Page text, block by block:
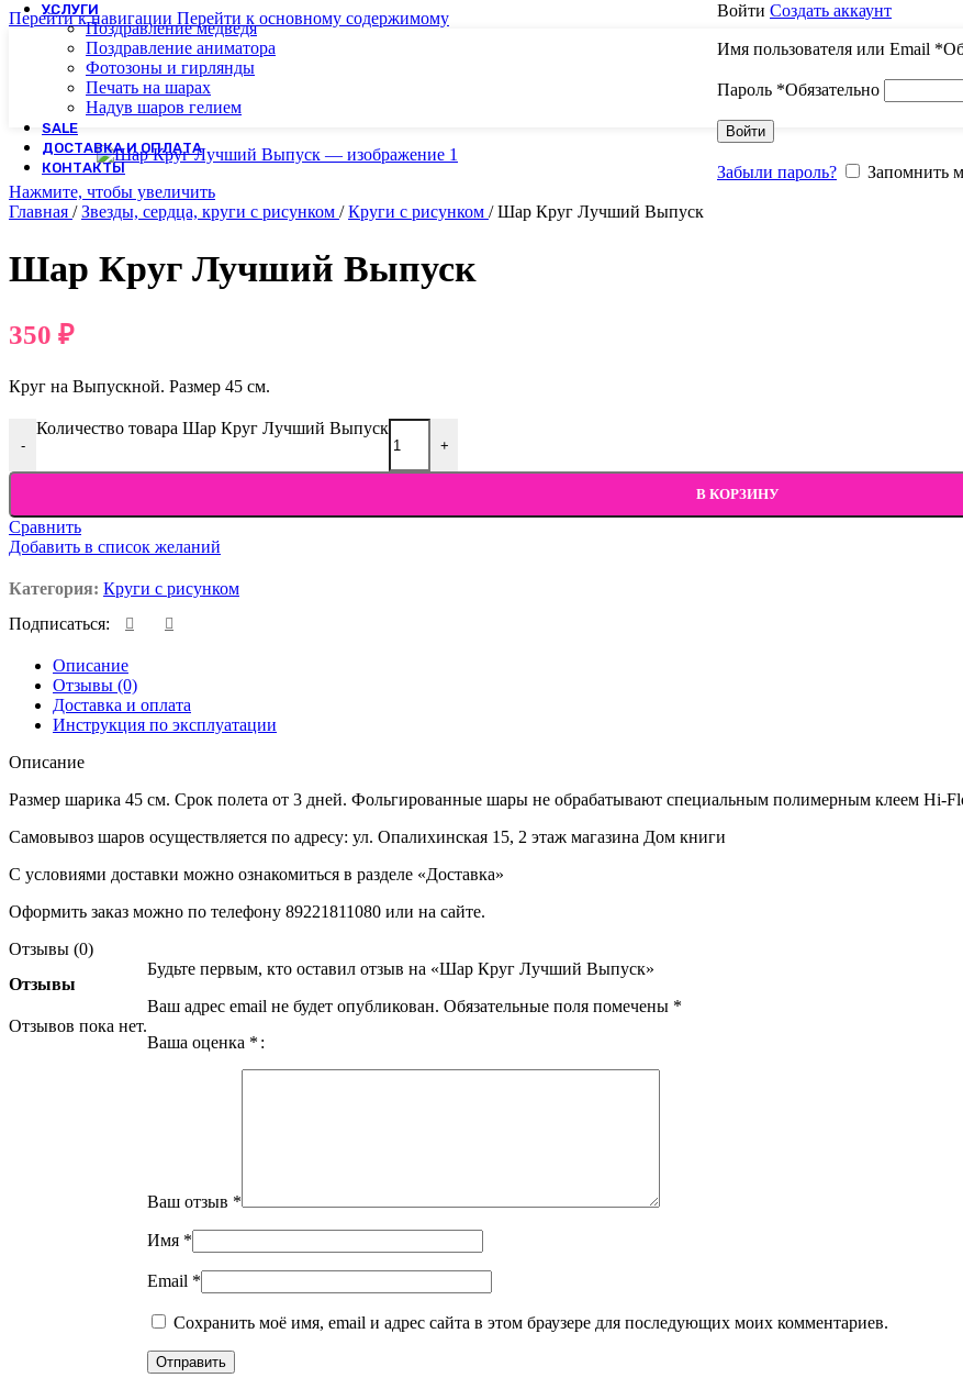
Перейти к навигации Перейти к основному содержимому
УСЛУГИ
Поздравление медведя
Поздравление аниматора
Фотозоны и гирлянды
Печать на шарах
Надув шаров гелием
SALE
ДОСТАВКА И ОПЛАТА
КОНТАКТЫ
Войти Создать аккаунт
Имя пользователя или Email *
Пароль *Обязательно
Войти
Забыли пароль? Запомнить
Нажмите, чтобы увеличить
Главная / Звезды, сердца, круги с рисунком / Круги с рисунком / Шар Круг Лучший Выпуск
Шар Круг Лучший Выпуск
350 ₽
Круг на Выпускной. Размер 45 см.
-
Количество товара Шар Круг Лучший Выпуск
+
В КОРЗИНУ
Сравнить
Добавить в список желаний
Категория: Круги с рисунком
Подписаться:
Описание
Отзывы (0)
Доставка и оплата
Инструкция по эксплуатации
Описание
Размер шарика 45 см. Срок полета от 3 дней. Фольгированные шары не обрабатывают специальным полимерным клеем Hi-
Самовывоз шаров осуществляется по адресу: ул. Опалихинская 15, 2 этаж магазина Дом книги
С условиями доставки можно ознакомиться в разделе «Доставка»
Оформить заказ можно по телефону 89221811080 или на сайте.
Отзывы (0)
Отзывы
Отзывов пока нет.
Будьте первым, кто оставил отзыв на «Шар Круг Лучший Выпуск»
Ваш адрес email не будет опубликован. Обязательные поля помечены *
Ваша оценка *
Ваш отзыв *
Имя *
Email *
Сохранить моё имя, email и адрес сайта в этом браузере для последующих моих комментариев.